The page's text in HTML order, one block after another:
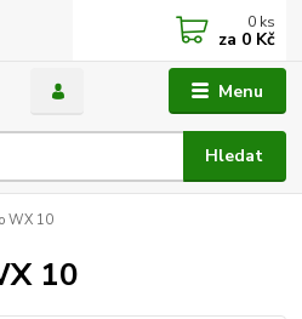
Menu
Hledat
0 ks
za 0 Kč
WX 10
10